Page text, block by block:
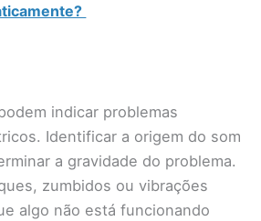
indicar problemas
Identificar a origem do som
a gravidade do problema.
zumbidos ou vibrações
algo não está funcionando